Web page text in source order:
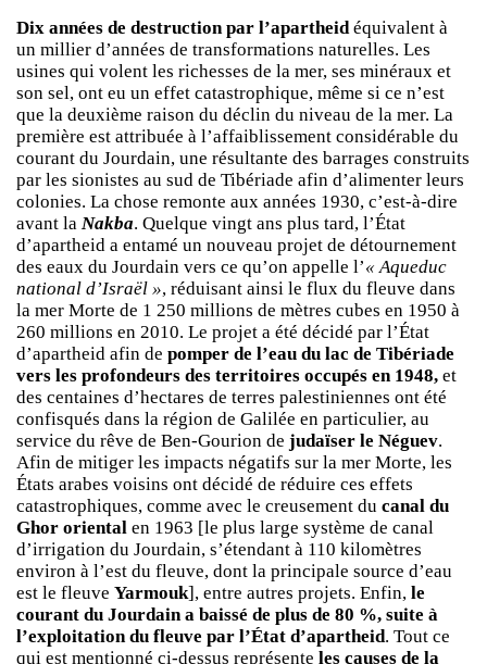
Dix années de destruction par l’apartheidéquivalent à
un millier d’années de transformations naturelles. Les
usines qui volent les richesses de la mer, ses minéraux et
son sel, ont eu un effet catastrophique, même si ce n’est
que la deuxième raison du déclin du niveau de la mer. La
première est attribuée à l’affaiblissement considérable du
courant du Jourdain, une résultante des barrages construits
par les sionistes au sud de Tibériade afin d’alimenter leurs
colonies. La chose remonte aux années 1930, c’est-à-dire
avant la Nakba. Quelque vingt ans plus tard, l’État
d’apartheid a entamé un nouveau projet de détournement
des eaux du Jourdain vers ce qu’on appelle l’« Aqueduc
national d’Israël », réduisant ainsi le flux du fleuve dans
la mer Morte de 1 250 millions de mètres cubes en 1950 à
260 millions en 2010. Le projet a été décidé par l’État
d’apartheid afin de pomper de l’eau du lac de Tibériade
vers les profondeurs des territoires occupés en 1948, et
des centaines d’hectares de terres palestiniennes ont été
confisqués dans la région de Galilée en particulier, au
service du rêve de Ben-Gourion de judaïser le Néguev.
Afin de mitiger les impacts négatifs sur la mer Morte, les
États arabes voisins ont décidé de réduire ces effets
catastrophiques, comme avec le creusement du canal du
Ghor oriental en 1963 [le plus large système de canal
d’irrigation du Jourdain, s’étendant à 110 kilomètres
environ à l’est du fleuve, dont la principale source d’eau
est le fleuve Yarmouk], entre autres projets. Enfin, le
courant du Jourdain a baissé de plus de 80 %, suite à
l’exploitation du fleuve par l’État d’apartheid. Tout ce
qui est mentionné ci-dessus représente les causes de la